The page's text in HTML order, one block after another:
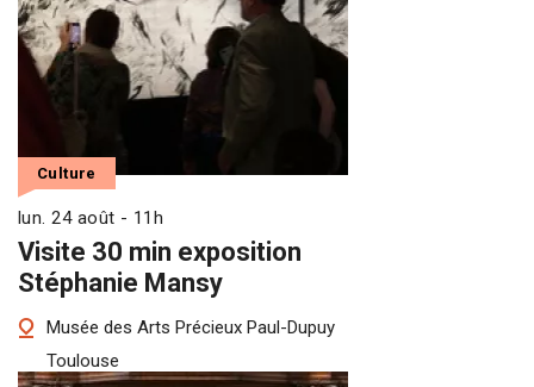
Visite 30 min exposition
Stéphanie Mansy
Culture
lun. 24 août - 11h
Musée des Arts Précieux Paul-Dupuy
Toulouse